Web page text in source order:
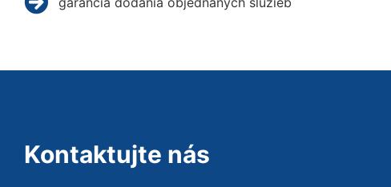
Kontaktujte nás